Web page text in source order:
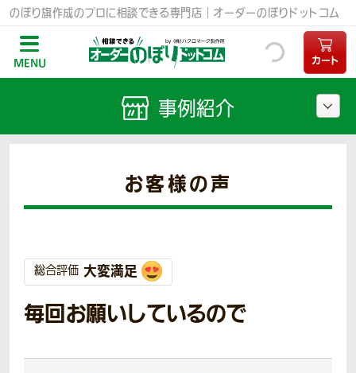
のぼり旗作成のプロに相談できる専門店｜オーダーのぼりドットコム
MENU カート
お客様の声
総合評価 大変満足
毎回お願いしているので
事例紹介